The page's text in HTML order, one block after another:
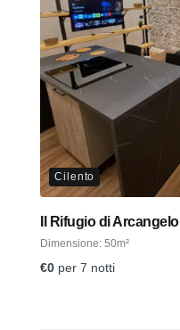
Cilento
Il Rifugio di Arcangelo
Dimensione: 50m²
€0 per 7 notti